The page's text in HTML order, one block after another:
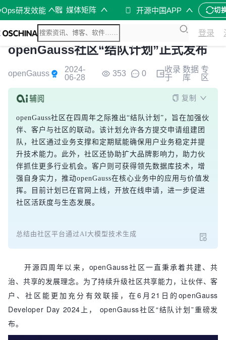
研发效能 媒体矩阵 开源中国APP 切
登录
openGauss社区“结队计划”正式发布
openGauss
2024-
06-28
353 0
收录
于
数据
库
专
区
复制
openGauss社区在四周年之际推出“结队计划”，旨在加强伙
伴、客户与社区的联动。该计划允许各方提交申请组建团
队，社区通过业务支撑和定期赋能确保用户业务稳定并提
升技术能力。此外，社区还协助扩大品牌影响力，助力伙
伴抓住更多行业机会。客户则可获得领先数据库技术，增
强自身实力，推动openGauss在核心业务中的应用与价值发
挥。目前计划已在官网上线，开放在线申请，进一步促进
社区活跃度与生态发展。
总结由社区平台通过AI大模型技术生成
开源四周年以来，openGauss社区一直秉承着共建、共
治、共享的发展理念。为了持续升级社区共享能力，让伙伴、客
户、社区能更加充分有效联接，在6月21日的openGauss
Developer Day 2024上， openGauss社区“结队计划”重磅发
布。